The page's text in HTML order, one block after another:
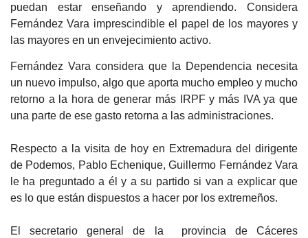
puedan estar enseñando y aprendiendo. Considera
Fernández Vara imprescindible el papel de los mayores y
las mayores en un envejecimiento activo.
Fernández Vara considera que la Dependencia necesita
un nuevo impulso, algo que aporta mucho empleo y mucho
retorno a la hora de generar más IRPF y más IVA ya que
una parte de ese gasto retorna a las administraciones.
Respecto a la visita de hoy en Extremadura del dirigente
de Podemos, Pablo Echenique, Guillermo Fernández Vara
le ha preguntado a él y a su partido si van a explicar que
es lo que están dispuestos a hacer por los extremeños.
El secretario general de la provincia de Cáceres